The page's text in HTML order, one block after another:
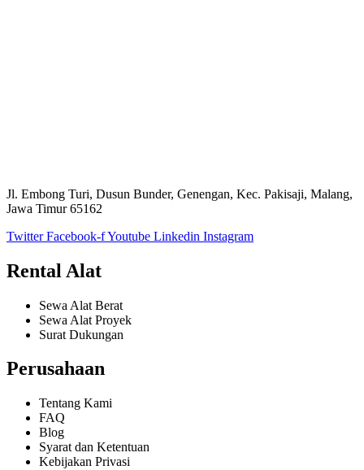
Jl. Embong Turi, Dusun Bunder, Genengan, Kec. Pakisaji, Malang,
Jawa Timur 65162
Twitter Facebook-fYoutube Linkedin Instagram
Rental Alat
Sewa Alat Berat
Sewa Alat Proyek
Surat Dukungan
Perusahaan
Tentang Kami
FAQ
Blog
Syarat dan Ketentuan
Kebijakan Privasi